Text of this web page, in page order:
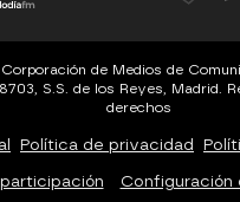
de Medios de
S.S. de los Reyes, Madrid.
derechos
Política de privacidad
Configuración